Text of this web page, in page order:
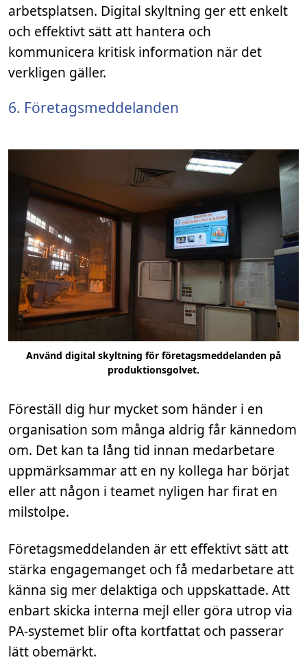
arbetsplatsen. Digital skyltning ger ett enkelt
och effektivt sätt att hantera och
kommunicera kritisk information när det
verkligen gäller.
6. Företagsmeddelanden
Använd digital skyltning för företagsmeddelanden på
produktionsgolvet.
Föreställ dig hur mycket som händer i en
organisation som många aldrig får kännedom
om. Det kan ta lång tid innan medarbetare
uppmärksammar att en ny kollega har börjat
eller att någon i teamet nyligen har firat en
milstolpe.
Företagsmeddelanden är ett effektivt sätt att
stärka engagemanget och få medarbetare att
känna sig mer delaktiga och uppskattade. Att
enbart skicka interna mejl eller göra utrop via
PA-systemet blir ofta kortfattat och passerar
lätt obemärkt.